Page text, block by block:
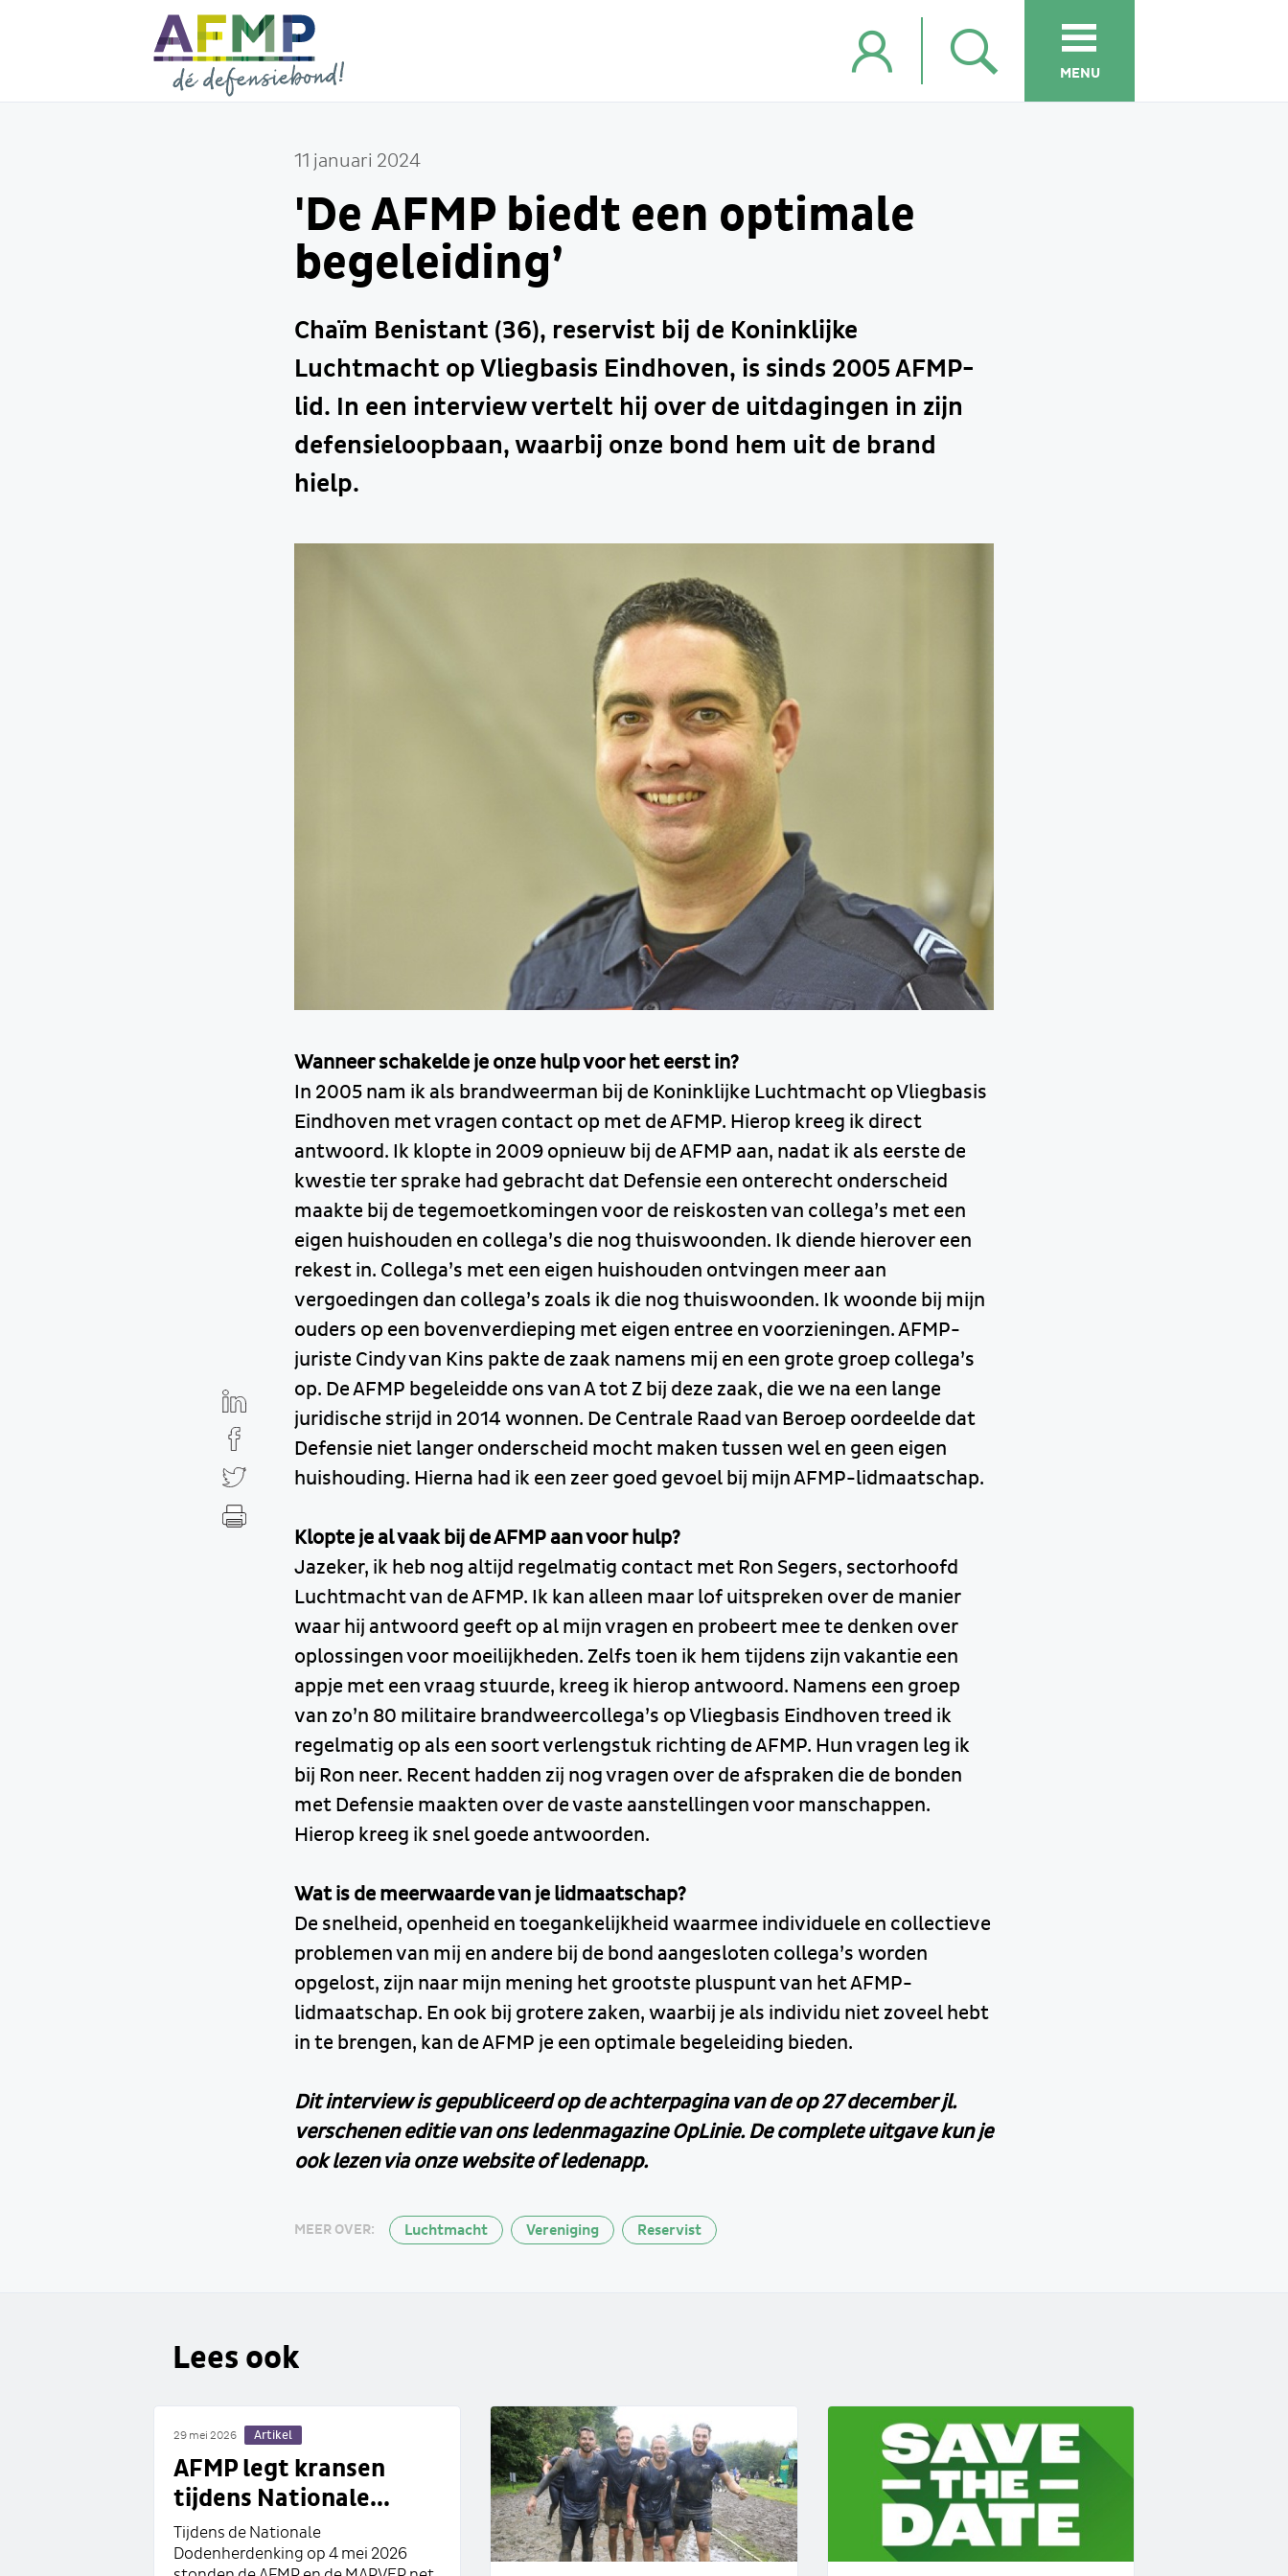
MENU
11 januari 2024
'De AFMP biedt een optimale
begeleiding’
Chaïm Benistant (36), reservist bij de Koninklijke
Luchtmacht op Vliegbasis Eindhoven, is sinds 2005 AFMP-
lid. In een interview vertelt hij over de uitdagingen in zijn
defensieloopbaan, waarbij onze bond hem uit de brand
hielp.
Wanneer schakelde je onze hulp voor het eerst in?
In 2005 nam ik als brandweerman bij de Koninklijke Luchtmacht op Vliegbasis
Eindhoven met vragen contact op met de AFMP. Hierop kreeg ik direct
antwoord. Ik klopte in 2009 opnieuw bij de AFMP aan, nadat ik als eerste de
kwestie ter sprake had gebracht dat Defensie een onterecht onderscheid
maakte bij de tegemoetkomingen voor de reiskosten van collega’s met een
eigen huishouden en collega’s die nog thuiswoonden. Ik diende hierover een
rekest in. Collega’s met een eigen huishouden ontvingen meer aan
vergoedingen dan collega’s zoals ik die nog thuiswoonden. Ik woonde bij mijn
ouders op een bovenverdieping met eigen entree en voorzieningen. AFMP-
juriste Cindy van Kins pakte de zaak namens mij en een grote groep collega’s
op. De AFMP begeleidde ons van A tot Z bij deze zaak, die we na een lange
juridische strijd in 2014 wonnen. De Centrale Raad van Beroep oordeelde dat
Defensie niet langer onderscheid mocht maken tussen wel en geen eigen
huishouding. Hierna had ik een zeer goed gevoel bij mijn AFMP-lidmaatschap.
Klopte je al vaak bij de AFMP aan voor hulp?
Jazeker, ik heb nog altijd regelmatig contact met Ron Segers, sectorhoofd
Luchtmacht van de AFMP. Ik kan alleen maar lof uitspreken over de manier
waar hij antwoord geeft op al mijn vragen en probeert mee te denken over
oplossingen voor moeilijkheden. Zelfs toen ik hem tijdens zijn vakantie een
appje met een vraag stuurde, kreeg ik hierop antwoord. Namens een groep
van zo’n 80 militaire brandweercollega’s op Vliegbasis Eindhoven treed ik
regelmatig op als een soort verlengstuk richting de AFMP. Hun vragen leg ik
bij Ron neer. Recent hadden zij nog vragen over de afspraken die de bonden
met Defensie maakten over de vaste aanstellingen voor manschappen.
Hierop kreeg ik snel goede antwoorden.
Wat is de meerwaarde van je lidmaatschap?
De snelheid, openheid en toegankelijkheid waarmee individuele en collectieve
problemen van mij en andere bij de bond aangesloten collega’s worden
opgelost, zijn naar mijn mening het grootste pluspunt van het AFMP-
lidmaatschap. En ook bij grotere zaken, waarbij je als individu niet zoveel hebt
in te brengen, kan de AFMP je een optimale begeleiding bieden.
Dit interview is gepubliceerd op de achterpagina van de op 27 december jl.
verschenen editie van ons ledenmagazine OpLinie. De complete uitgave kun je
ook lezen via onze website of ledenapp.
MEER OVER: Luchtmacht Vereniging Reservist
Lees ook
29 mei 2026 Artikel
AFMP legt kransen
tijdens Nationale...
Tijdens de Nationale
Dodenherdenking op 4 mei 2026